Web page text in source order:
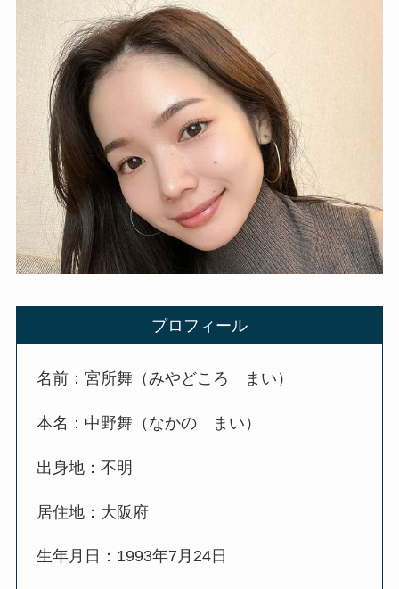
プロフィール
名前：宮所舞（みやどころ まい）
本名：中野舞（なかの まい）
出身地：不明
居住地：大阪府
生年月日：1993年7月24日